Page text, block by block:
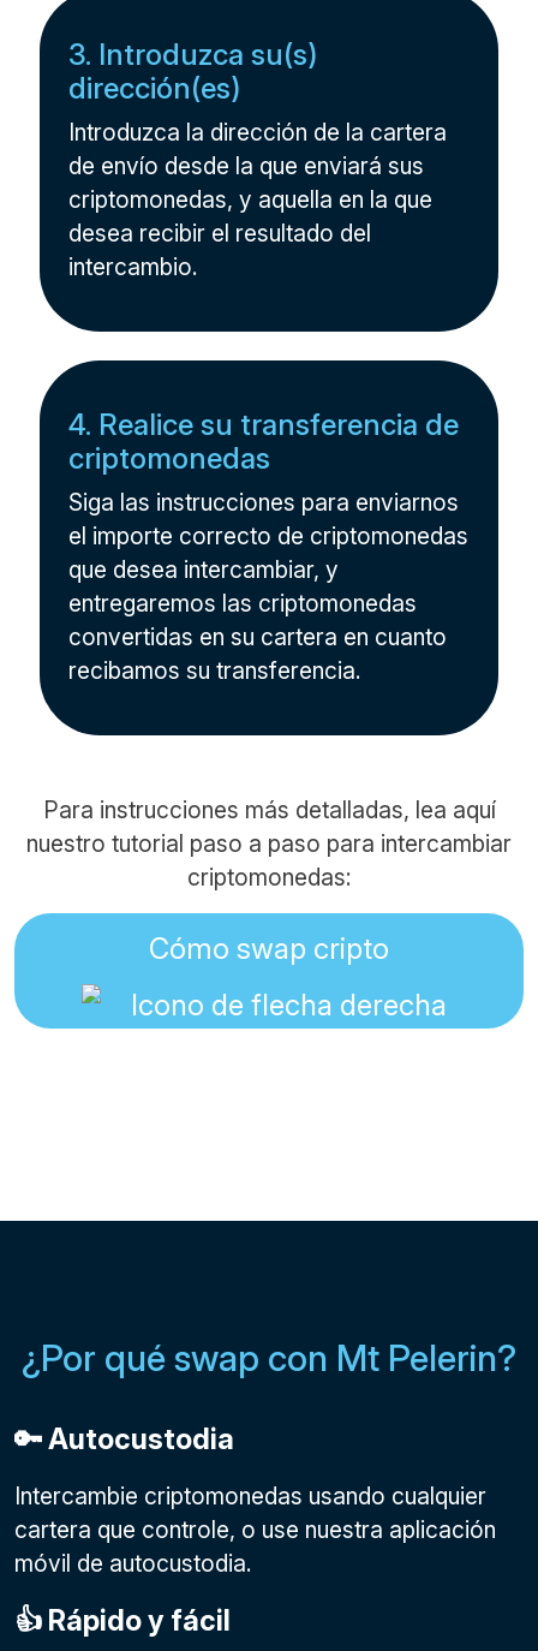
3. Introduzca su(s)
dirección(es)
Introduzca la dirección de la cartera
de envío desde la que enviará sus
criptomonedas, y aquella en la que
desea recibir el resultado del
intercambio.
4. Realice su transferencia de
criptomonedas
Siga las instrucciones para enviarnos
el importe correcto de criptomonedas
que desea intercambiar, y
entregaremos las criptomonedas
convertidas en su cartera en cuanto
recibamos su transferencia.
Para instrucciones más detalladas, lea aquí
nuestro tutorial paso a paso para intercambiar
criptomonedas:
Cómo swap cripto
¿Por qué swap con Mt Pelerin?
🔑 Autocustodia
Intercambie criptomonedas usando cualquier
cartera que controle, o use nuestra aplicación
móvil de autocustodia.
👍 Rápido y fácil